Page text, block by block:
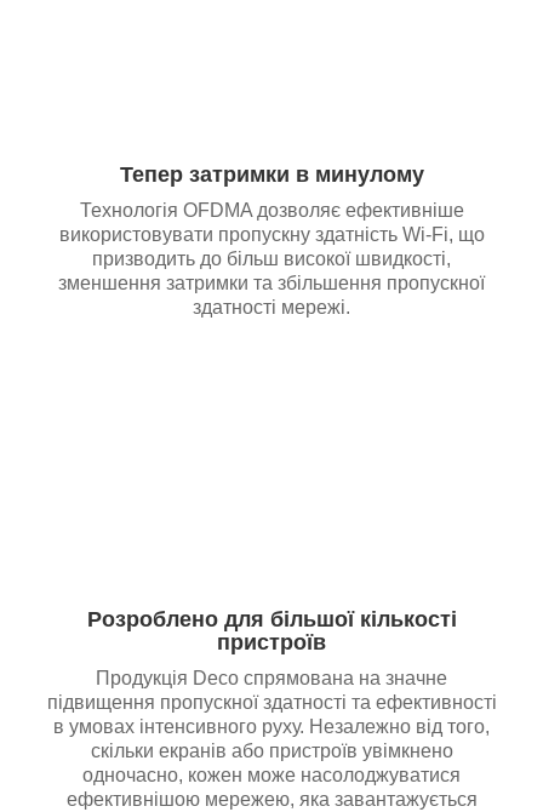
Тепер затримки в минулому
Технологія OFDMA дозволяє ефективніше
використовувати пропускну здатність Wi-Fi, що
призводить до більш високої швидкості,
зменшення затримки та збільшення пропускної
здатності мережі.
Розроблено для більшої кількості
пристроїв
Продукція Deco спрямована на значне
підвищення пропускної здатності та ефективності
в умовах інтенсивного руху. Незалежно від того,
скільки екранів або пристроїв увімкнено
одночасно, кожен може насолоджуватися
ефективнішою мережею, яка завантажується